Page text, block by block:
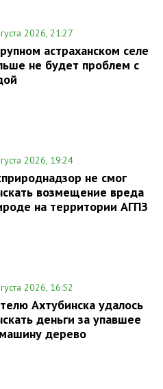
2026, 21:27
астраханском селе
не будет проблем с
2026, 19:24
не смог
возмещение вреда
на территории АГПЗ
2026, 16:52
Ахтубинска удалось
деньги за упавшее
дерево